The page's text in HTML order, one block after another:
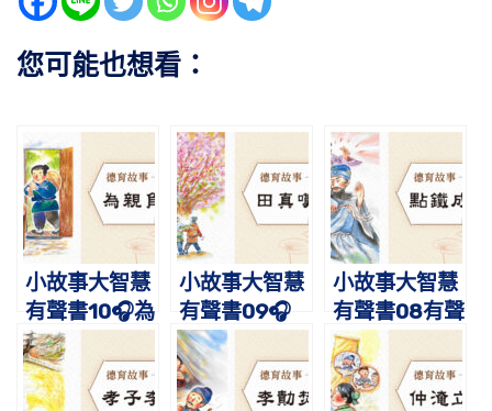
您可能也想看：
小故事大智慧
有聲書10🎧為
親負米｜蔡禮
旭老師講故事
小故事大智慧
有聲書09🎧
田真歎荊｜蔡
禮旭老師講故
事
小故事大智慧
有聲書08有聲
書🎧點鐵成
金-仙人呂洞
賓｜蔡禮旭老